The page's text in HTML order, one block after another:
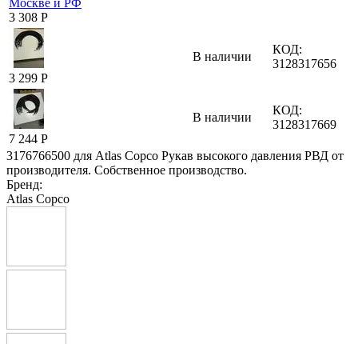
3 308 Р
3 299 Р
В наличии
КОД:
3128317656
7 244 Р
В наличии
КОД:
3128317669
3176766500 для Atlas Copco Рукав высокого давления РВД от
производителя. Собственное производство.
Бренд:
Atlas Copco